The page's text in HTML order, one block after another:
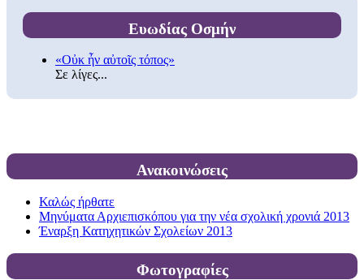
Ευωδίας Οσμήν
«Οὐκ ἦν αὐτοῖς τόπος»
Σε λίγες...
Ανακοινώσεις
Καλώς ήρθατε
Μηνύματα Αρχιεπισκόπου για την νέα σχολική χρονιά 2013
Έναρξη Κατηχητικών Σχολείων 2013
Φωτογραφίες